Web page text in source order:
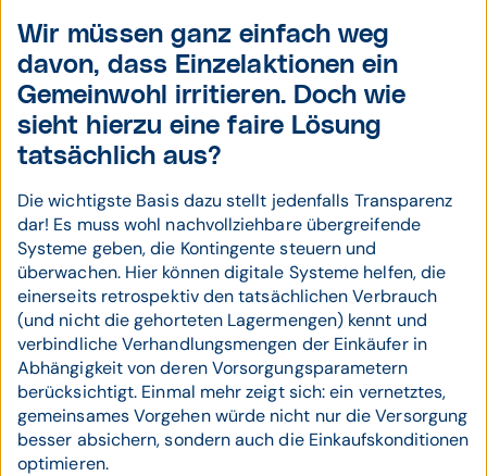
Wir müssen ganz einfach weg
davon, dass Einzelaktionen ein
Gemeinwohl irritieren. Doch wie
sieht hierzu eine faire Lösung
tatsächlich aus?
Die wichtigste Basis dazu stellt jedenfalls Transparenz
dar! Es muss wohl nachvollziehbare übergreifende
Systeme geben, die Kontingente steuern und
überwachen. Hier können digitale Systeme helfen, die
einerseits retrospektiv den tatsächlichen Verbrauch
(und nicht die gehorteten Lagermengen) kennt und
verbindliche Verhandlungsmengen der Einkäufer in
Abhängigkeit von deren Vorsorgungsparametern
berücksichtigt. Einmal mehr zeigt sich: ein vernetztes,
gemeinsames Vorgehen würde nicht nur die Versorgung
besser absichern, sondern auch die Einkaufskonditionen
optimieren.